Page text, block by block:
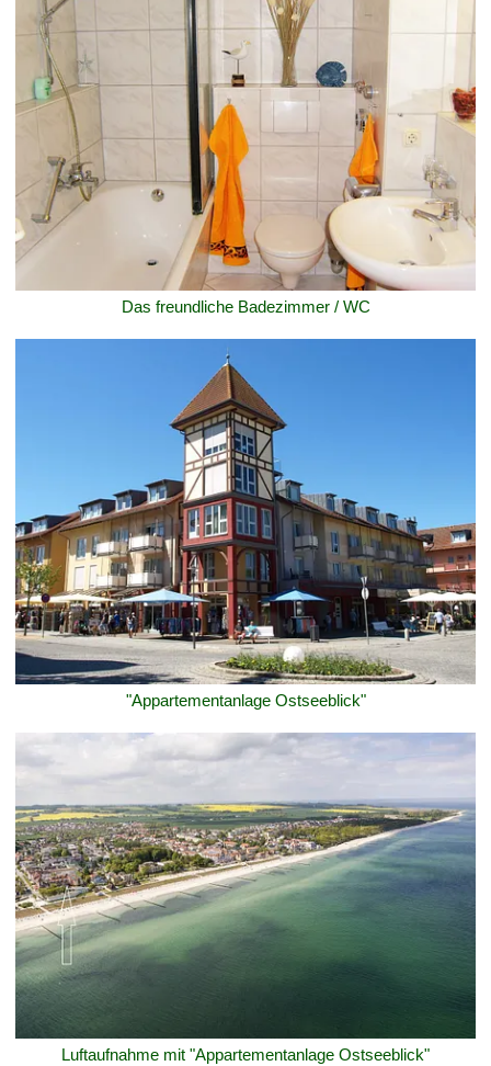
Das freundliche Badezimmer / WC
"Appartementanlage Ostseeblick"
Luftaufnahme mit "Appartementanlage Ostseeblick"